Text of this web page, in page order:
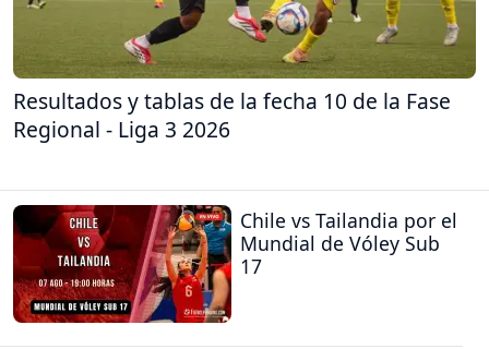
Resultados y tablas de la fecha 10 de la Fase
Regional - Liga 3 2026
Chile vs Tailandia por el
Mundial de Vóley Sub
17